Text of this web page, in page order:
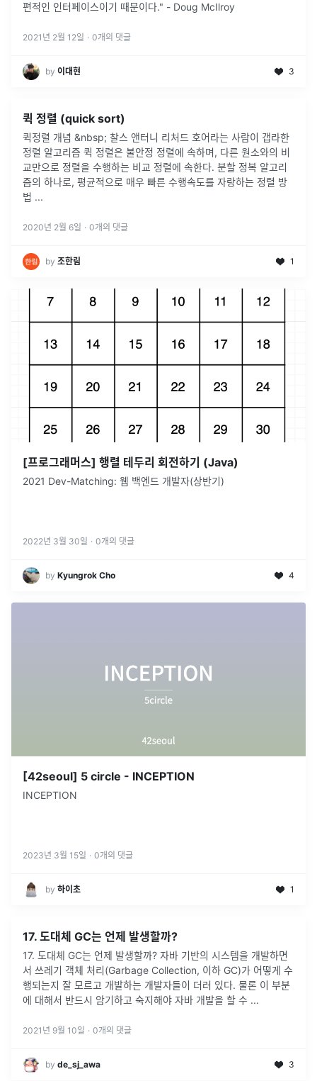
편적인 인터페이스이기 때문이다." - Doug McIlroy
2021년 2월 12일 · 0개의 댓글
by 이대현 3
퀵 정렬 (quick sort)
퀵정렬 개념 &nbsp; 찰스 앤터니 리처드 호어라는 사람이 갭라한
정렬 알고리즘 퀵 정렬은 불안정 정렬에 속하며, 다른 원소와의 비
교만으로 정렬을 수행하는 비교 정렬에 속한다. 분할 정복 알고리
즘의 하나로, 평균적으로 매우 빠른 수행속도를 자랑하는 정렬 방
법 ...
2020년 2월 6일 · 0개의 댓글
by 조한림 1
[프로그래머스] 행렬 테두리 회전하기 (Java)
2021 Dev-Matching: 웹 백엔드 개발자(상반기)
2022년 3월 30일 · 0개의 댓글
by Kyungrok Cho 4
[42seoul] 5 circle - INCEPTION
INCEPTION
2023년 3월 15일 · 0개의 댓글
by 하이초 1
17. 도대체 GC는 언제 발생할까?
17. 도대체 GC는 언제 발생할까? 자바 기반의 시스템을 개발하면
서 쓰레기 객체 처리(Garbage Collection, 이하 GC)가 어떻게 수
행되는지 잘 모르고 개발하는 개발자들이 더러 있다. 물론 이 부분
에 대해서 반드시 암기하고 숙지해야 자바 개발을 할 수 ...
2021년 9월 10일 · 0개의 댓글
by de_sj_awa 3